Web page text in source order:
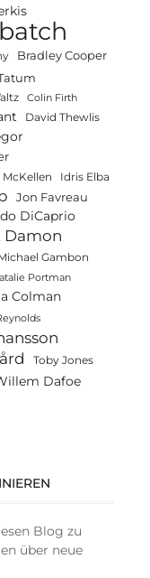
Bradley Cooper
Colin Firth
David Thewlis
McKellen Idris Elba
Jon Favreau
DiCaprio
Damon
Gambon
Portman
Colman
Toby Jones
Dafoe
Blog zu
über neue